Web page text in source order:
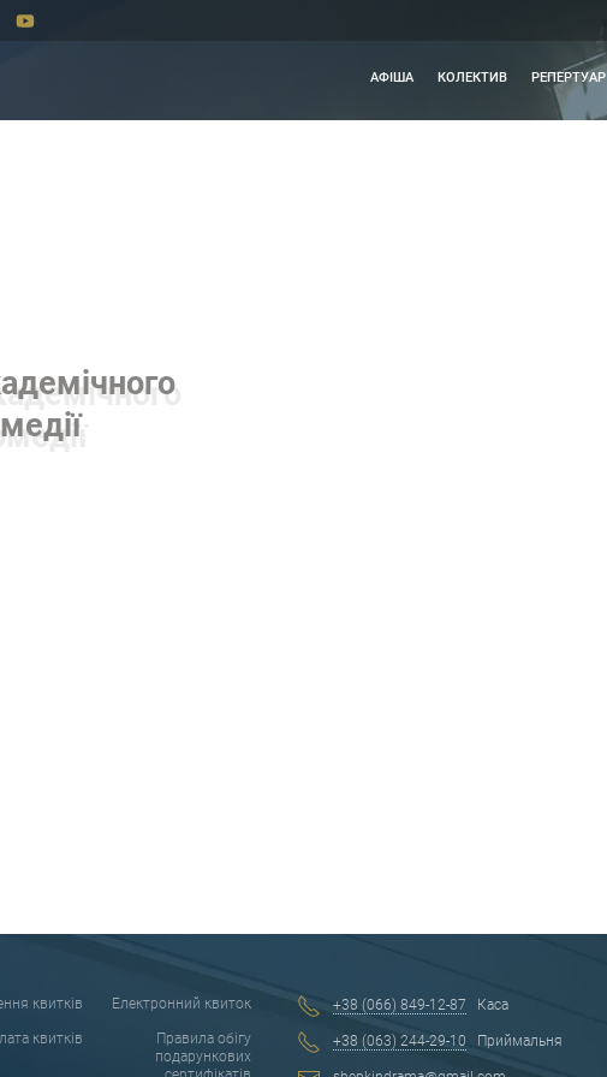
АФІША КОЛЕКТИВ РЕПЕРТУАР
квитків Електронний квиток
квитків
Правила обігу
подарункових
+38 (066) 849-12-87 Каса
+38 (063) 244-29-10 Приймальня